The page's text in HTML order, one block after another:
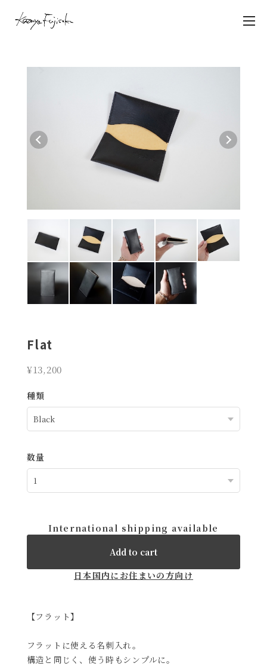
Flat
¥13,200
種類
数量
International shipping available
Add to cart
日本国内にお住まいの方向け
【フラット】
フラットに使える名刺入れ。
構造と同じく、使う時もシンプルに。